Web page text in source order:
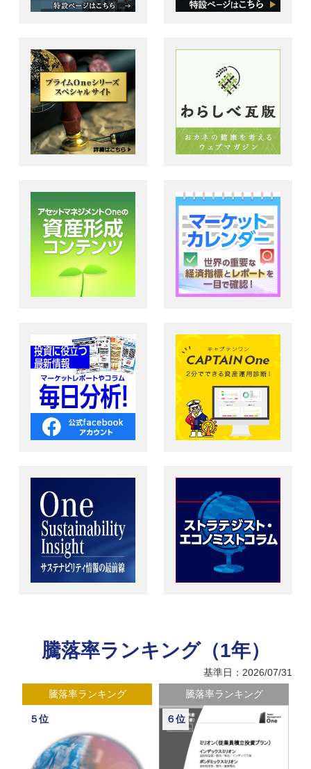
騰落率ランキング（1年）
基準日：2026/07/31
騰落率ランキング
５位
騰落率ランキング
６位